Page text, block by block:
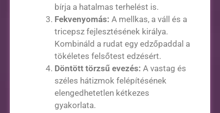
bírja a hatalmas terhelést is.
Fekvenyomás: A mellkas, a váll és a
tricepsz fejlesztésének királya.
Kombináld a rudat egy edzőpaddal a
tökéletes felsőtest edzésért.
Döntött törzsű evezés: A vastag és
széles hátizmok felépítésének
elengedhetetlen kétkezes
gyakorlata.